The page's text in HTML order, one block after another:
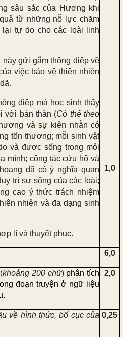
sâu sắc của Hương khi
từ những nỗ lực chăm
lại tự do cho các loài linh
nàygửi gắm thông điệp về
việc bảo vệ thiên nhiên
.
điệp mà học sinh thấy
với bản thân (Có thể theo
và sự kiên nhẫn có
tổn thương; mỗi sinh vật
và được sống trong môi
mình; công tác cứu hộ và
dã có ý nghĩa quan
trì sự sống của các loài;
cao ý thức trách nhiệm
nhiên và đa dạng sinh
lí và thuyết phục.
1,0
6,0
khoảng 200 chữ) phân tích
đoạn truyện ở ngữ liệu
2,0
về hình thức, bố cục của 0,25